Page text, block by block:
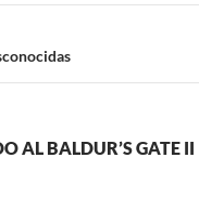
AL BALDUR’S GATE II